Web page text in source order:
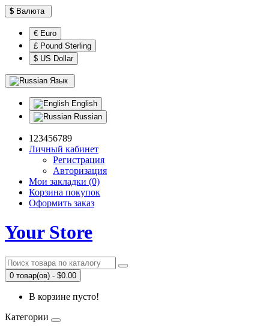
$ Валюта
€ Euro
£ Pound Sterling
$ US Dollar
Язык
English
Russian
123456789
Личный кабинет
Регистрация
Авторизация
Мои закладки (0)
Корзина покупок
Оформить заказ
Your Store
0 товар(ов) - $0.00
В корзине пусто!
Категории